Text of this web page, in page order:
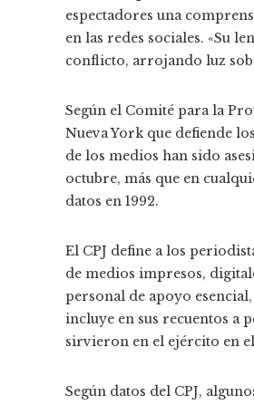
espectadores una
en las redes sociales. «Su
conflicto, arrojando luz
Según el Comité para la
Nueva York que defiende
de los medios han sido
octubre, más que en
datos en 1992.
El CPJ define a los
de medios impresos,
personal de apoyo
incluye en sus recuentos a
sirvieron en el ejército en
Según datos del CPJ,